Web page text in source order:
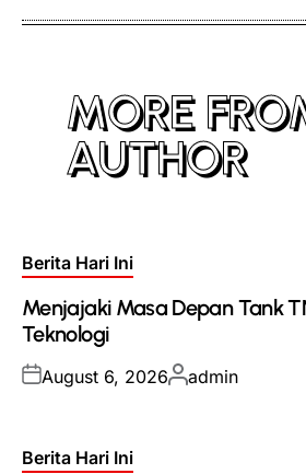
MORE
AUTHOR
Posted
Berita Hari Ini
Menjajaki Masa Depan Tank
Teknologi
Posted
August 6, 2026Posted
admin
Posted
Berita Hari Ini